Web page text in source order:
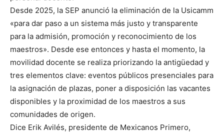
Desde 2025, la SEP anunció la eliminación de la Usicamm
«para dar paso a un sistema más justo y transparente
para la admisión, promoción y reconocimiento de los
maestros». Desde ese entonces y hasta el momento, la
movilidad docente se realiza priorizando la antigüedad y
tres elementos clave: eventos públicos presenciales para
la asignación de plazas, poner a disposición las vacantes
disponibles y la proximidad de los maestros a sus
comunidades de origen.
Dice Erik Avilés, presidente de Mexicanos Primero,